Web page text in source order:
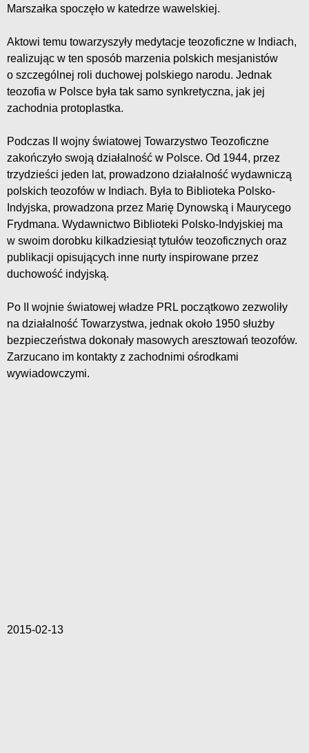
Marszałka spoczęło w katedrze wawelskiej.
Aktowi temu towarzyszyły medytacje teozoficzne w Indiach,
realizując w ten sposób marzenia polskich mesjanistów
o szczególnej roli duchowej polskiego narodu. Jednak
teozofia w Polsce była tak samo synkretyczna, jak jej
zachodnia protoplastka.
Podczas II wojny światowej Towarzystwo Teozoficzne
zakończyło swoją działalność w Polsce. Od 1944, przez
trzydzieści jeden lat, prowadzono działalność wydawniczą
polskich teozofów w Indiach. Była to Biblioteka Polsko-
Indyjska, prowadzona przez Marię Dynowską i Maurycego
Frydmana. Wydawnictwo Biblioteki Polsko-Indyjskiej ma
w swoim dorobku kilkadziesiąt tytułów teozoficznych oraz
publikacji opisujących inne nurty inspirowane przez
duchowość indyjską.
Po II wojnie światowej władze PRL początkowo zezwoliły
na działalność Towarzystwa, jednak około 1950 służby
bezpieczeństwa dokonały masowych aresztowań teozofów.
Zarzucano im kontakty z zachodnimi ośrodkami
wywiadowczymi.
2015-02-13